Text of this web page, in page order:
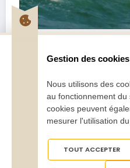
–5,00€
Gestion des cookies
Nous utilisons des
au fonctionnement du
cookies peuvent
mesurer l'utilisation
TOUT ACCEPTER